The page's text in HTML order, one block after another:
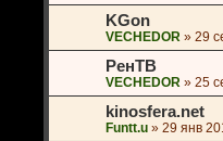
KGon
VECHEDOR » 29
РенТВ
VECHEDOR » 25
kinosfera.net
Funtt.u » 29 янв